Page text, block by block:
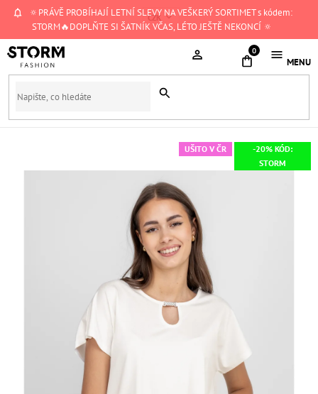
Přejít
🔅PRÁVĚ PROBÍHAJÍ LETNÍ SLEVY NA VEŠKERÝ SORTIMET s kódem:
STORM🔥DOPLŇTE SI ŠATNÍK VČAS, LÉTO JEŠTĚ NEKONCÍ 🔅
CZK
NÁKUPNÍ
UŠITO V ČR
-20% KÓD:
STORM